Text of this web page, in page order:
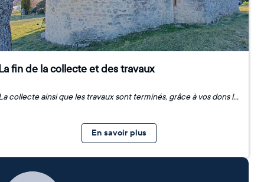
La fin de la collecte et des travaux
La collecte ainsi que les travaux sont terminés, grâce à vos dons la commune de Pierrerue a pu financer une partie de la restauration de la chapelle Saint-Pierre. Merci à tous nos donateurs pour avoir soutenu le projet.
En savoir plus